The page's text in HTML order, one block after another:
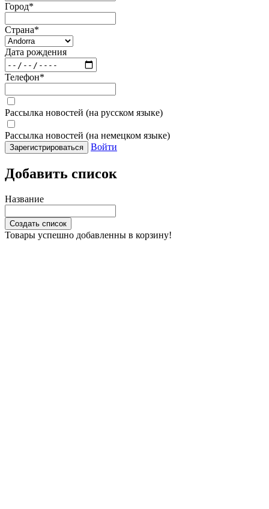
Город*
Страна*
Дата рождения
Телефон*
Рассылка новостей (на русском языке)
Рассылка новостей (на немецком языке)
Зарегистрироваться Войти
Добавить список
Название
Создать список
Товары успешно добавленны в корзину!